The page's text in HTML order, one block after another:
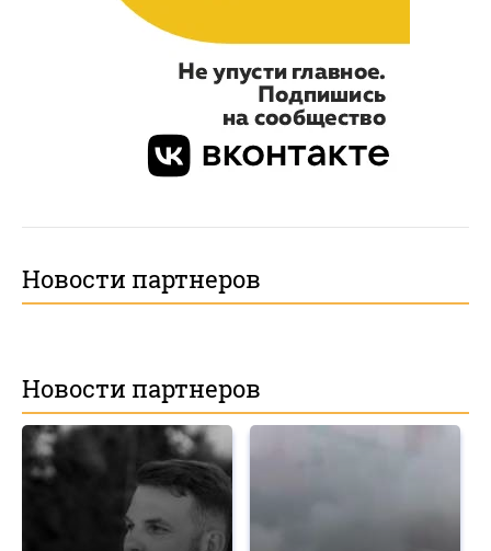
Новости партнеров
Новости партнеров